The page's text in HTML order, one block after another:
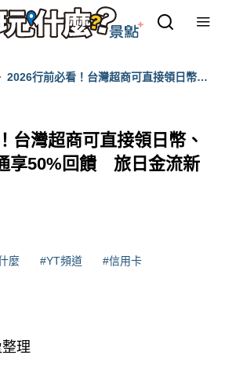
2026行前必看！台灣超商可直接領日幣、
台灣超商可直接領日幣、
享50%回饋 旅日金流新
麼 #YT頻道 #信用卡
理